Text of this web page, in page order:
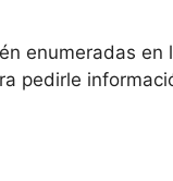
enumeradas en
pedirle